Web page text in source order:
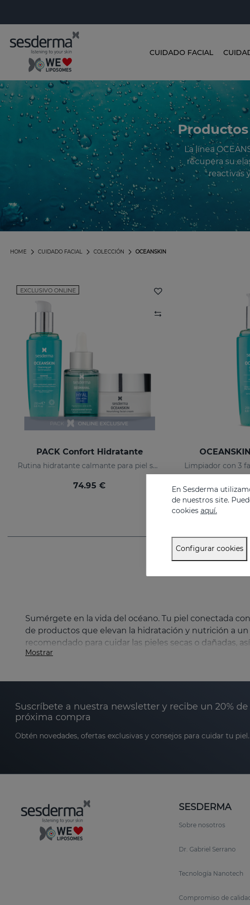
CUIDADO FACIAL
Productos
La línea
recupera su
reactivas
OCEANSKIN
COLECCIÓN
CUIDADO FACIAL
HOME
EXCLUSIVO ONLINE
PACK Confort Hidratante
Rutina hidratante calmante para piel seca o sensibilizada
74.95 €
Sumérgete en la vida del océano. Tu piel conectada
de productos que elevan la hidratación y nutrición a
recomendado para cuidar las pieles secas o dañadas,
Mostrar
Suscríbete a nuestra newsletter y recibe un 20%
próxima compra
Obtén novedades, ofertas exclusivas y consejos para cuidar tu piel.
SESDERMA
Sobre nosotros
Dr. Gabriel Serrano
Tecnología Nanotech
Compromiso de
En Sesderma
de nuestros site.
cookies aquí.
Configurar cookies